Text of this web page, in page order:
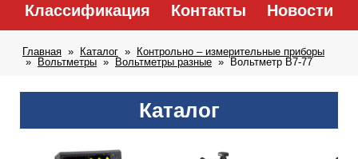
Классификация Контакты Новости
Главная Каталог
Контрольно – измерительные приборы
Вольтметры
Вольтметры разные Вольтметр В7-77
Каталог